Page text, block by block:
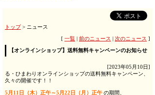
トップ> ニュース
[ 一覧 前のニュース 次のニュース ]
【オンラインショップ】送料無料キャンペーンのお知らせ
[2023年05月10日]
る・ひまわりオンラインショップの送料無料キャンペーン、
久々の開催です！！
5月11日（木）正午～5月22日（月）正午 の期間、